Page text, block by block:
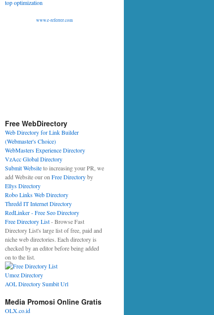
www.e-referrer.com
Free WebDirectory
Web Directory for Link Builder
(Webmaster's Choice)
WebMasters Experience Directory
VzAcc Global Directory
Submit Websiteto increasing your PR, we
add Website our on Free Directoryby
Ellys Directory
Robo Links Web Directory
Thredd IT Internet Directory
RedLinker - Free Seo Directory
Free Directory List- Browse Fast
Directory List's large list of free, paid and
niche web directories. Each directory is
checked by an editor before being added
on to the list.
Umoz Directory
AOL Directory Sumbit Url
Media Promosi Online Gratis
OLX.co.id